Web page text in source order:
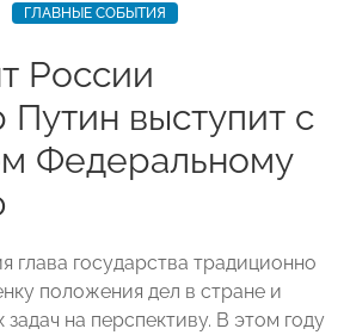
ГЛАВНЫЕ СОБЫТИЯ
России
выступит с
Федеральному
глава государства традиционно
положения дел в стране и
на перспективу. В этом году